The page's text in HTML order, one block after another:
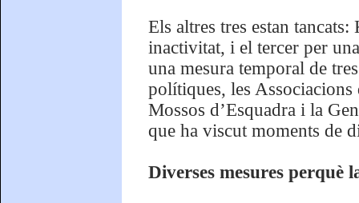
Els altres tres estan
inactivitat, i el tercer per
una mesura temporal de
polítiques, les
Mossos d’Esquadra i la
que ha viscut moments de
Diverses mesures perquè